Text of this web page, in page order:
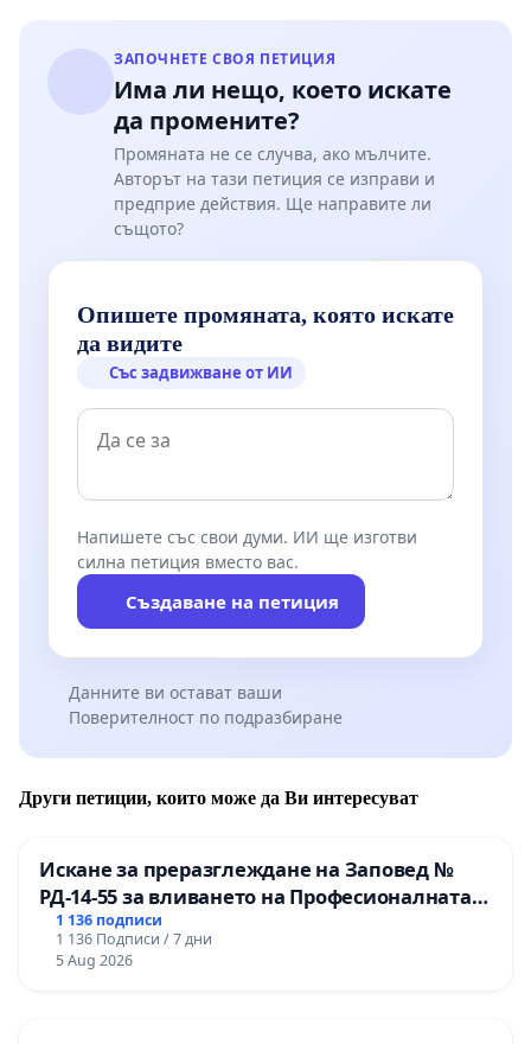
ЗАПОЧНЕТЕ СВОЯ ПЕТИЦИЯ
Има ли нещо, което искате
да промените?
Промяната не се случва, ако мълчите.
Авторът на тази петиция се изправи и
предприе действия. Ще направите ли
същото?
Опишете промяната, която искате
да видите
Със задвижване от ИИ
Напишете със свои думи. ИИ ще изготви
силна петиция вместо вас.
Създаване на петиция
Данните ви остават ваши
Поверителност по подразбиране
Други петиции, които може да Ви интересуват
Искане за преразглеждане на Заповед №
РД-14-55 за вливането на Професионалната
гимназия по промишлени технологии в
Професионалната гимназия по икономика и
мениджмънт – гр. Пазарджик
1 136 подписи
1 136 Подписи / 7 дни
5 Aug 2026